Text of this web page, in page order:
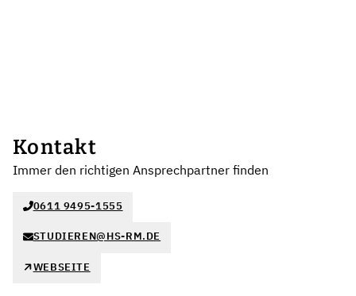
Kontakt
Immer den richtigen Ansprechpartner finden
0611 9495-1555
STUDIEREN@HS-RM.DE
WEBSEITE